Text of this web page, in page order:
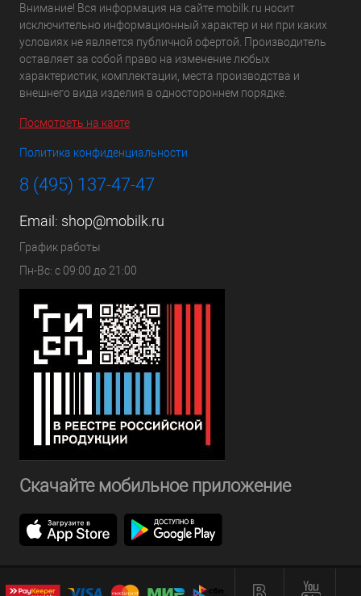
Внимание! Вся информация на сайте mobilk.ru носит
исключительно информационный характер и ни при каких
условиях не является публичной офертой. Производитель
оставляет за собой право на изменение любых
характеристик, комплектации, места производства и
внешнего вида изделия в одностороннем порядке.
Посмотреть на карте
Политика конфиденциальности
8 (495) 137-47-47
Email: shop@mobilk.ru
График работы
Пн-Вс: с 09:00 до 21:00
Скачайте мобильное приложение